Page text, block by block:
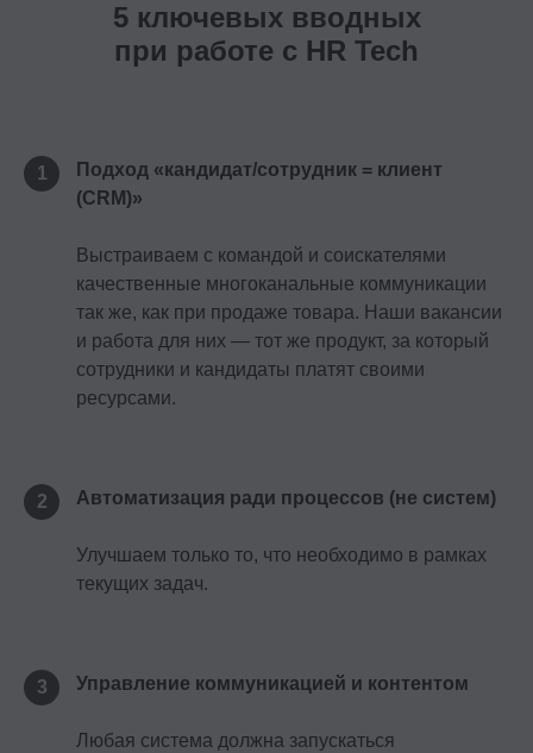
5 ключевых вводных
при работе с HR Tech
1
Подход «кандидат/сотрудник = клиент
(CRM)»
Выстраиваем с командой и соискателями
качественные многоканальные коммуникации
так же, как при продаже товара. Наши вакансии
и работа для них — тот же продукт, за который
сотрудники и кандидаты платят своими
ресурсами.
2 Автоматизация ради процессов (не систем)
Улучшаем только то, что необходимо в рамках
текущих задач.
3 Управление коммуникацией и контентом
Любая система должна запускаться